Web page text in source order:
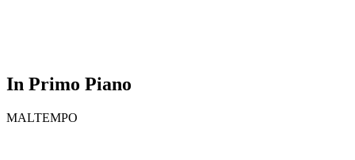
In Primo Piano
MALTEMPO